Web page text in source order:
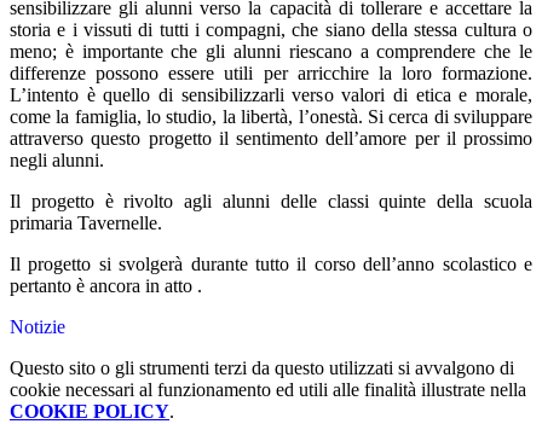
sensibilizzare gli alunni verso la capacità di tollerare e accettare la
storia e i vissuti di tutti i compagni, che siano della stessa cultura o
meno; è importante che gli alunni riescano a comprendere che le
differenze possono essere utili per arricchire la loro formazione.
L’intento è quello di sensibilizzarli verso valori di etica e morale,
come la famiglia, lo studio, la libertà, l’onestà. Si cerca di sviluppare
attraverso questo progetto il sentimento dell’amore per il prossimo
negli alunni.
Il progetto è rivolto agli alunni delle classi quinte della scuola
primaria Tavernelle.
Il progetto si svolgerà durante tutto il corso dell’anno scolastico e
pertanto è ancora in atto .
Notizie
Questo sito o gli strumenti terzi da questo utilizzati si avvalgono di
cookie necessari al funzionamento ed utili alle finalità illustrate nella
COOKIE POLICY.